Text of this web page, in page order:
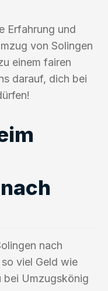
Erfahrung und
von Solingen
einem fairen
darauf, dich bei
nach
viel Geld wie
bei Umzugskönig